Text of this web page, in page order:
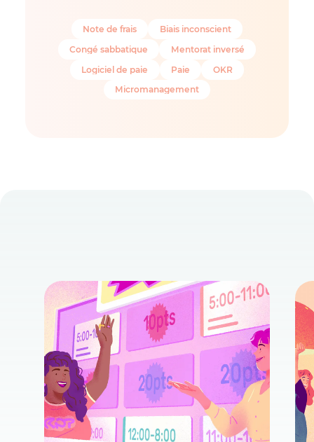
Note de frais
Biais inconscient
Congé sabbatique
Mentorat inversé
Logiciel de paie
Paie
OKR
Micromanagement